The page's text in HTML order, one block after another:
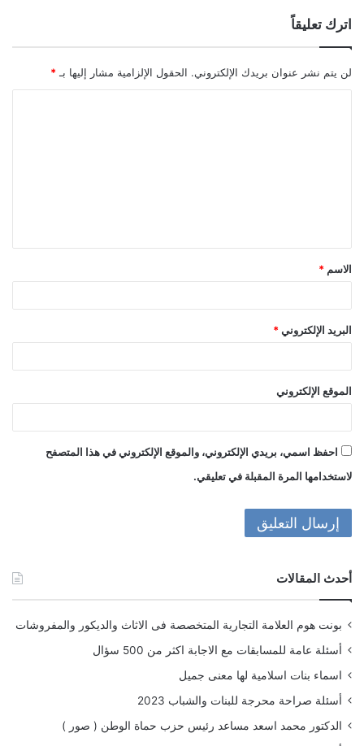
اترك تعليقاً
لن يتم نشر عنوان بريدك الإلكتروني. الحقول الإلزامية مشار إليها بـ *
ق
*
الاسم *
البريد الإلكتروني *
الموقع الإلكتروني
احفظ اسمي، بريدي الإلكتروني، والموقع الإلكتروني في هذا المتصفح
لاستخدامها المرة المقبلة في تعليقي.
أحدث المقالات
بونت هوم العلامة التجارية المتخصصة فى الاثاث والديكور والمفروشات
أسئلة عامة للمسابقات مع الاجابة اكثر من 500 سؤال
اسماء بنات اسلامية لها معنى جميل
أسئلة صراحة محرجة للبنات والشباب 2023
الدكتور محمد اسعد مساعد رئيس حزب حماة الوطن ( صور )